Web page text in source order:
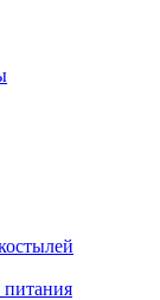
питания